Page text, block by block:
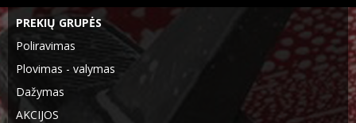
PREKIŲ GRUPĖS
Poliravimas
Plovimas - valymas
Dažymas
AKCIJOS